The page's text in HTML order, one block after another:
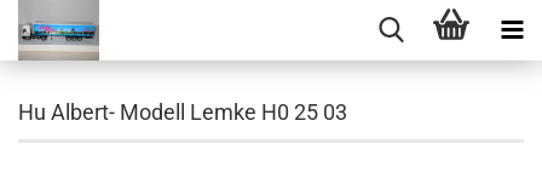
Hu Albert- Modell Lemke H0 25 03